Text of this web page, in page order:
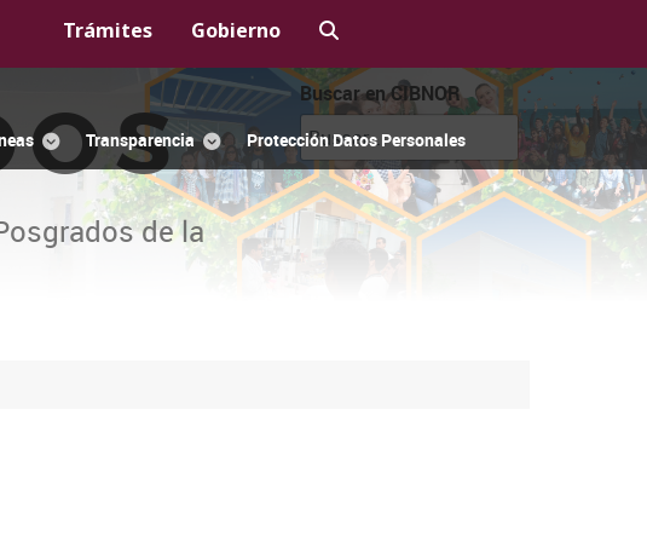
Trámites Gobierno
Transparencia Protección Datos Personales
de la
Buscar en CIBNOR